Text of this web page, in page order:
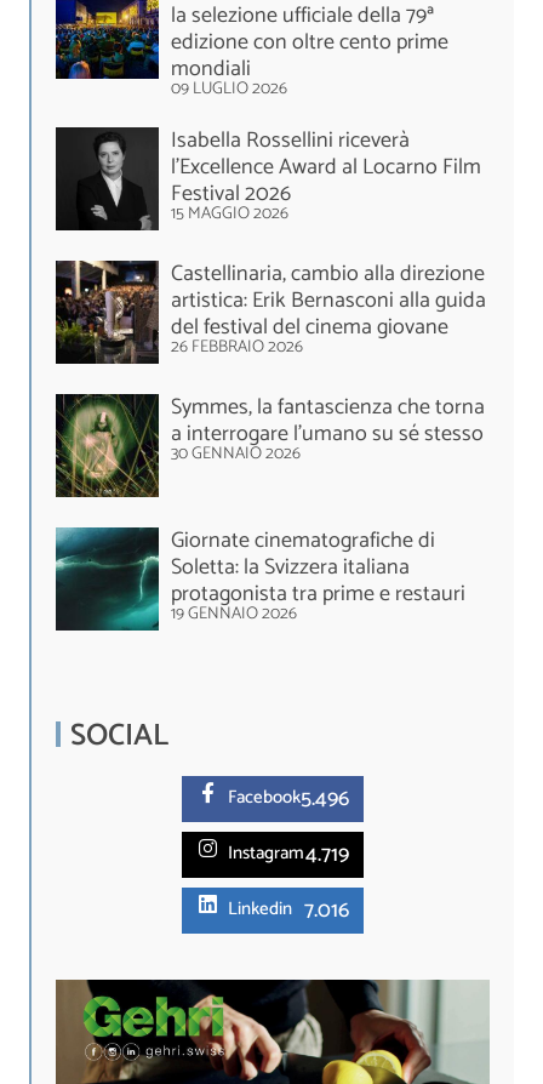
la selezione ufficiale della 79ª
edizione con oltre cento prime
mondiali
09 LUGLIO 2026
Isabella Rossellini riceverà
l’Excellence Award al Locarno Film
Festival 2026
15 MAGGIO 2026
Castellinaria, cambio alla direzione
artistica: Erik Bernasconi alla guida
del festival del cinema giovane
26 FEBBRAIO 2026
Symmes, la fantascienza che torna
a interrogare l’umano su sé stesso
30 GENNAIO 2026
Giornate cinematografiche di
Soletta: la Svizzera italiana
protagonista tra prime e restauri
19 GENNAIO 2026
SOCIAL
Facebook5.496
Instagram4.719
Linkedin 7.016